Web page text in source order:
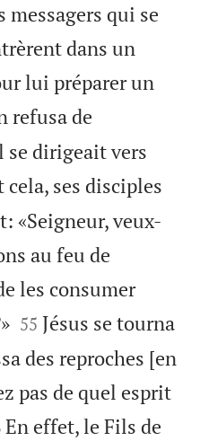
messagers qui se
dans un
lui préparer un
refusa de
dirigeait vers
cela, ses disciples
«Seigneur, veux-
au feu de
les consumer

55 Jésus se tourna
des reproches [en
pas de quel esprit
En effet, le Fils de